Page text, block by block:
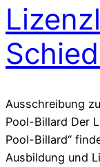
Ausschreibung
Pool-Billard Der
Pool-Billard“
Ausbildung und